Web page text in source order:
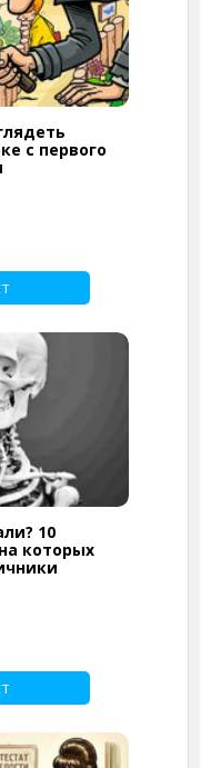
с первого
10
которых